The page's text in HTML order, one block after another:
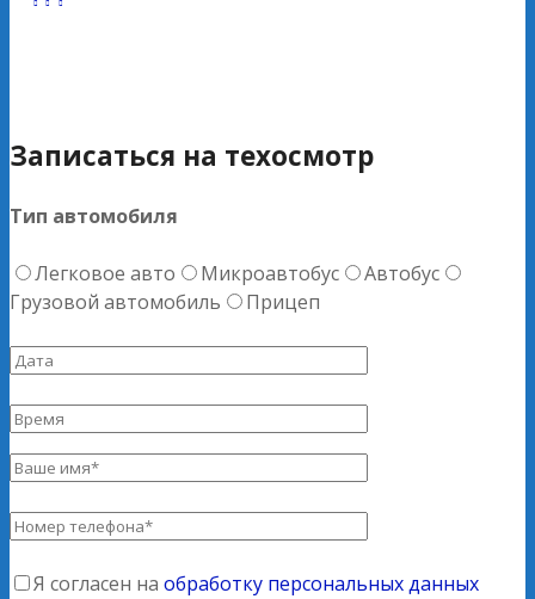
Записаться на техосмотр
Тип автомобиля
Легковое авто Микроавтобус
Автобус
Грузовой автомобиль
Прицеп
Я согласен на обработку персональных данных